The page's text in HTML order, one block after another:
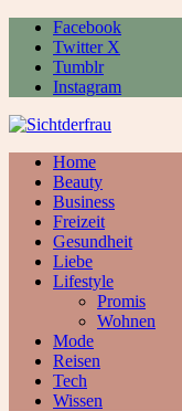
Facebook
Twitter X
Tumblr
Instagram
Home
Beauty
Business
Freizeit
Gesundheit
Liebe
Lifestyle
Promis
Wohnen
Mode
Reisen
Tech
Wissen